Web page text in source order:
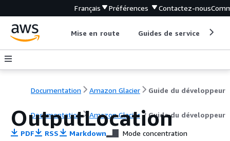
Français Préférences Contactez-nous
Mise en route Guides de service
Documentation Amazon Glacier Guide du développeur
Documentation Amazon Glacier Guide du développeur
OutputLocation
PDF RSS Markdown Mode concentration